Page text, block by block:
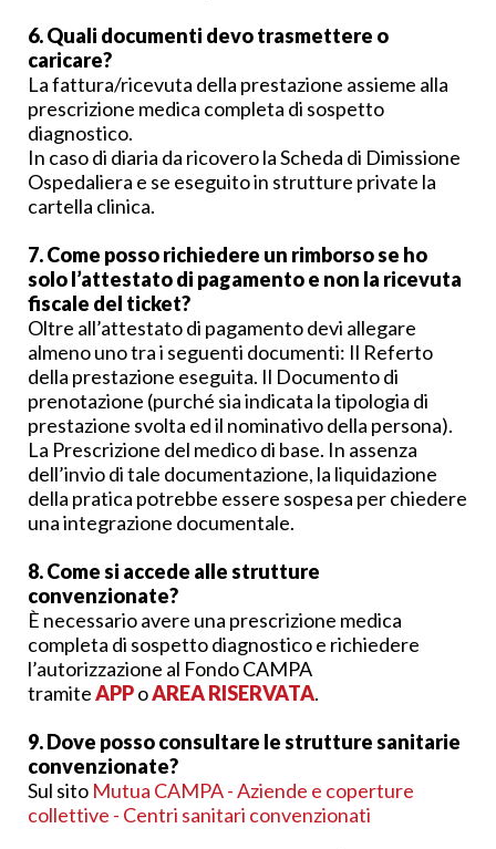
6. Quali documenti devo trasmettere o
caricare?
La fattura/ricevuta della prestazione assieme alla
prescrizione medica completa di sospetto
diagnostico.
In caso di diaria da ricovero la Scheda di Dimissione
Ospedaliera e se eseguito in strutture private la
cartella clinica.
7. Come posso richiedere un rimborso se ho
solo l’attestato di pagamento e non la ricevuta
fiscale del ticket?
Oltre all’attestato di pagamento devi allegare
almeno uno tra i seguenti documenti: Il Referto
della prestazione eseguita. Il Documento di
prenotazione (purché sia indicata la tipologia di
prestazione svolta ed il nominativo della persona).
La Prescrizione del medico di base. In assenza
dell’invio di tale documentazione, la liquidazione
della pratica potrebbe essere sospesa per chiedere
una integrazione documentale.
8. Come si accede alle strutture
convenzionate?
È necessario avere una prescrizione medica
completa di sospetto diagnostico e richiedere
l’autorizzazione al Fondo CAMPA
tramiteAPPoAREA RISERVATA.
9. Dove posso consultare le strutture sanitarie
convenzionate?
Sul sito Mutua CAMPA - Aziende e coperture
collettive - Centri sanitari convenzionati